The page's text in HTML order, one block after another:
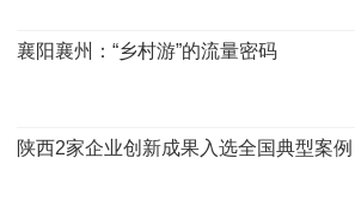
襄阳襄州：“乡村游”的流量密码
陕西2家企业创新成果入选全国典型案例